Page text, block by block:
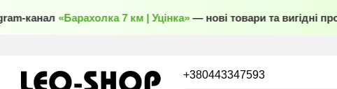
канал«Барахолка 7 км | Уцінка»— нові товари та вигідні
+380443347593